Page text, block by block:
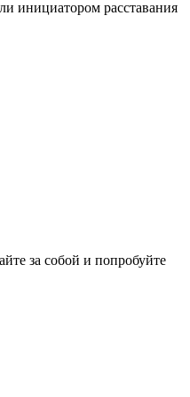
инициатором расставания
за собой и попробуйте